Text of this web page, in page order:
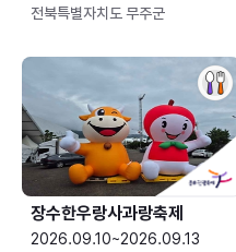
전북특별자치도 무주군
장수한우랑사과랑축제
2026.09.10~2026.09.13